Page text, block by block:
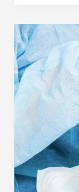
Greffe
de
cheveux
Turquie
étrangers